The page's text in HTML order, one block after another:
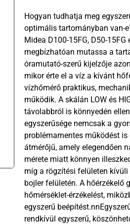
Hogyan tudhatja meg
optimális tartományban van-
Midea D100-15FG, D50-
megbízhatóan mutassa a
óramutató-szerű kijelzője
mikor érte el a víz a kívánt
vízhőmérő praktikus,
működik. A skálán LOW és
távolabbról is könnyedén
egyszerűsége nemcsak a
problémamentes működést
átmérőjű, amely elegendően
mérete miatt könnyen
míg a rögzítési felületen
bojler felületén. A hőérzékelő
hőmérséklet-érzékelést,
egyszerű
rendkívül egyszerű,